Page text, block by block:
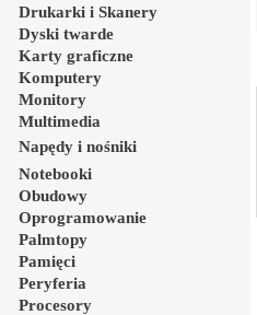
Drukarki i Skanery
Dyski twarde
Karty graficzne
Komputery
Monitory
Multimedia
Napędy i nośniki
Notebooki
Obudowy
Oprogramowanie
Palmtopy
Pamięci
Peryferia
Procesory